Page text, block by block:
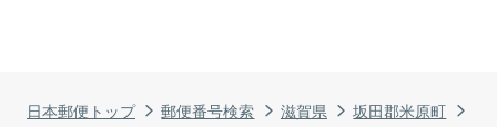
日本郵便トップ 郵便番号検索 滋賀県
坂田郡米原町